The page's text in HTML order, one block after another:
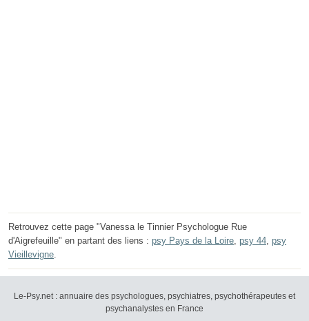
Retrouvez cette page "Vanessa le Tinnier Psychologue Rue
d'Aigrefeuille" en partant des liens : psy Pays de la Loire, psy 44, psy
Vieillevigne.
Le-Psy.net : annuaire des psychologues, psychiatres, psychothérapeutes et
psychanalystes en France